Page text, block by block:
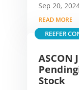
Sep 20,
READ MORE
ASCON
Stock
REEFER